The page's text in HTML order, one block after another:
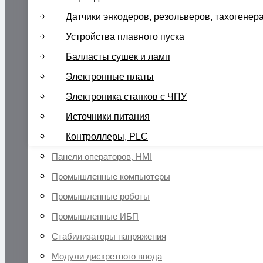
Датчики энкодеров, резольверов,
Устройства плавного пуска
Балласты сушек и ламп
Электронные платы
Электроника станков с ЧПУ
Источники питания
Контроллеры, PLC
Панели операторов, HMI
Промышленные компьютеры
Промышленные роботы
Промышленные ИБП
Стабилизаторы напряжения
Модули дискретного ввода